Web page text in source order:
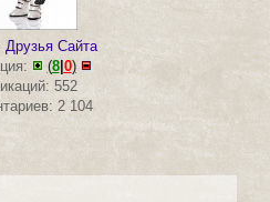
Друзья Сайта
(8| 0)
552
2 104